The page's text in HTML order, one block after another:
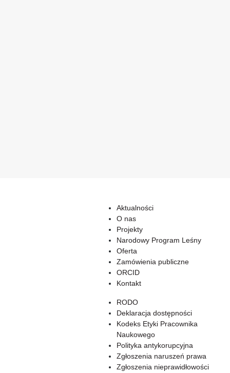
Aktualności
O nas
Projekty
Narodowy Program Leśny
Oferta
Zamówienia publiczne
ORCID
Kontakt
RODO
Deklaracja dostępności
Kodeks Etyki Pracownika
Naukowego
Polityka antykorupcyjna
Zgłoszenia naruszeń prawa
Zgłoszenia nieprawidłowości